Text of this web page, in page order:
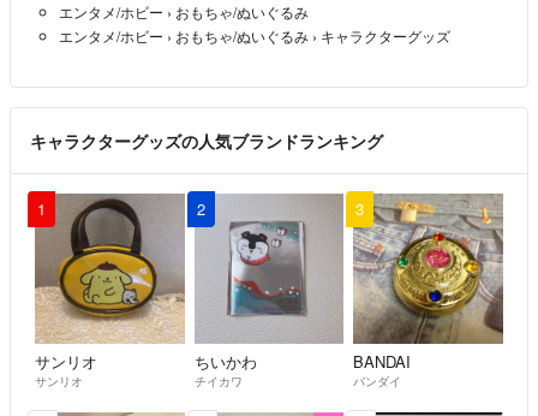
エンタメ/ホビー › おもちゃ/ぬいぐるみ
エンタメ/ホビー › おもちゃ/ぬいぐるみ › キャラクターグッズ
キャラクターグッズの人気ブランドランキング
1
サンリオ
サンリオ
2
ちいかわ
チイカワ
3
BANDAI
バンダイ